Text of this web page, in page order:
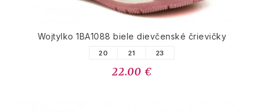
Wojtylko 1BA1088 biele dievčenské črievičky
20 21 23
22.00 €